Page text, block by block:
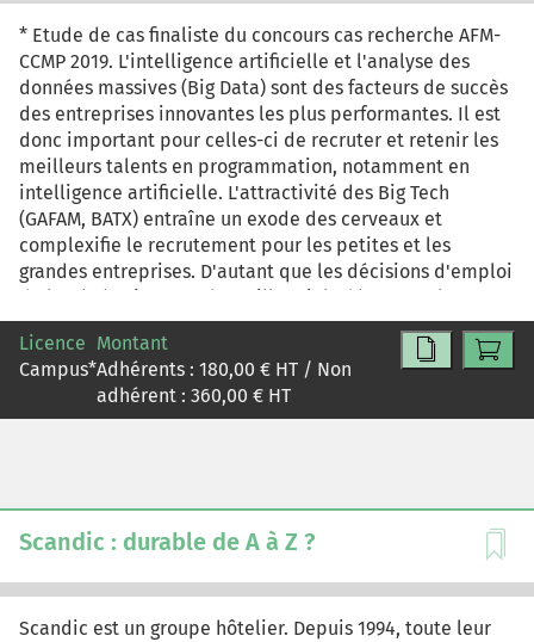
* Etude de cas finaliste du concours cas recherche AFM-
CCMP 2019. L'intelligence artificielle et l'analyse des
données massives (Big Data) sont des facteurs de succès
des entreprises innovantes les plus performantes. Il est
donc important pour celles-ci de recruter et retenir les
meilleurs talents en programmation, notamment en
intelligence artificielle. L'attractivité des Big Tech
(GAFAM, BATX) entraîne un exode des cerveaux et
complexifie le recrutement pour les petites et les
grandes entreprises. D'autant que les décisions d'emploi
de la génération Y et des millennials dépassent les
conditions salariales et les frontières. Dans ce contexte,
comment une petite entreprise du domaine de
l'intelligence artificielle de Montréal, tel que
Chronometriq, peut-elle s'assurer le recrutement de
Licence
Campus*
Montant
Adhérents : 180,00 € HT / Non
adhérent : 360,00 € HT
Scandic : durable de A à Z ?
Scandic est un groupe hôtelier. Depuis 1994, toute leur